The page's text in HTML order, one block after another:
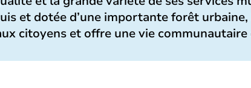
et dotée d’une importante forêt
citoyens et offre une vie communautaire